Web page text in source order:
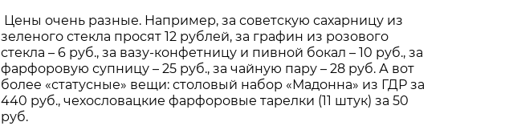
Цены очень разные. Например, за советскую сахарницу из
зеленого стекла просят 12 рублей, за графин из розового
стекла – 6 руб., за вазу-конфетницу и пивной бокал – 10 руб., за
фарфоровую супницу – 25 руб., за чайную пару – 28 руб. А вот
более «статусные» вещи: столовый набор «Мадонна» из ГДР за
440 руб., чехословацкие фарфоровые тарелки (11 штук) за 50
руб.